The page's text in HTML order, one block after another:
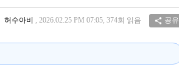
허수아비 , 2026.02.25 PM 07:05, 374회 읽음  공유